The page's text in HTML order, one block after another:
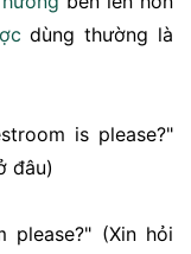
dùng thường là
is please?"
đâu)
please?" (Xin hỏi